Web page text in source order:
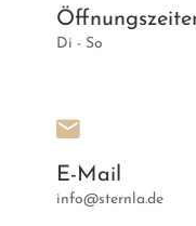
Di - So
E-Mail
info@sternla.de